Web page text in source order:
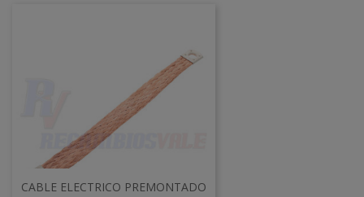
CABLE ELECTRICO PREMONTADO